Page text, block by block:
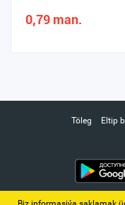
0,79 man.
Töleg Eltip